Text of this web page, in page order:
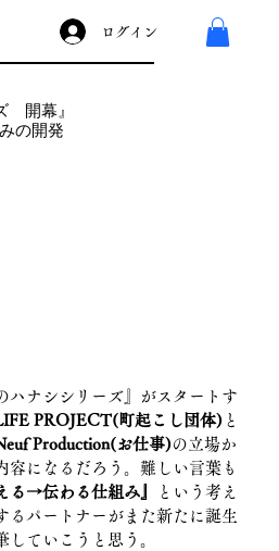
ログイン
開幕』
の開発
ハナシシリーズ』がスタートす
PROJECT(町起こし団体)と
Production(お仕事)の立場か
容になるだろう。難しい言葉も
る→伝わる仕組み』
という考え
るパートナーがまた新たに誕生
していこうと思う。